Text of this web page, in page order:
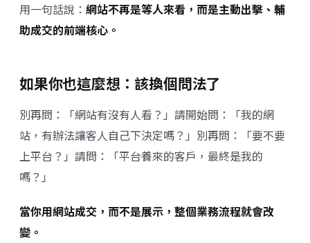
用一句話說： 網站不再是等人來看，而是主動出擊、輔
助成交的前端核心。
如果你也這麼想：該換個問法了
別再問：「網站有沒有人看？」請開始問：「我的網
站，有辦法讓客人自己下決定嗎？」別再問：「要不要
上平台？」請問：「平台養來的客戶，最終是我的
嗎？」
當你用網站成交，而不是展示，整個業務流程就會改
變。